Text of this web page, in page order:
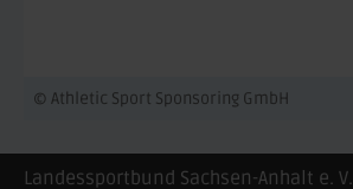
© Athletic Sport Sponsoring GmbH
Landessportbund Sachsen-Anhalt e. V.